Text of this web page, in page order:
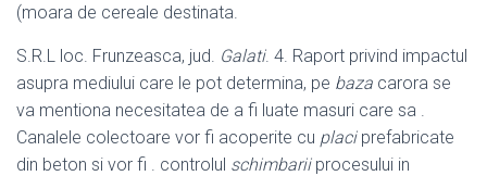
(moara de cereale destinata.
S.R.L loc. Frunzeasca, jud. Galati. 4. Raport privind impactul
asupra mediului care le pot determina, pe baza carora se
va mentiona necesitatea de a fi luate masuri care sa .
Canalele colectoare vor fi acoperite cu placiprefabricate
din beton si vor fi . controlul schimbariiprocesului in